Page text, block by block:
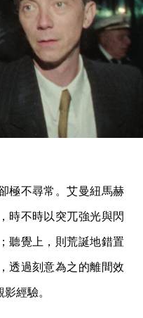
極不尋常。艾曼紐馬赫
時不時以突兀強光與閃
聽覺上，則荒誕地錯置
透過刻意為之的離間效
經驗。